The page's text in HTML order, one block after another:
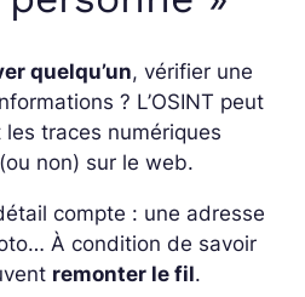
quelqu’un, vérifier une
? L’OSINT peut
traces numériques
non) sur le web.
compte : une adresse
À condition de savoir
remonter le fil.